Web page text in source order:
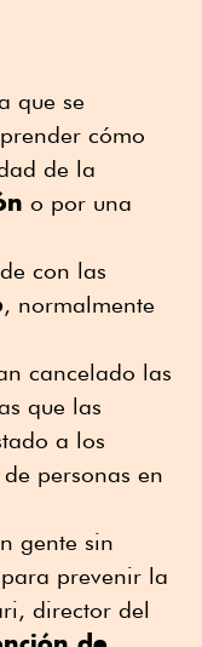
que se
cómo
de la
o por una
con las
, normalmente
cancelado las
que las
a los
personas en
gente sin
prevenir la
director del